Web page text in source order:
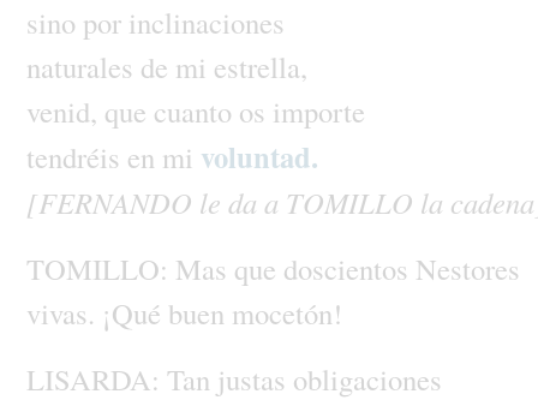
sino por inclinaciones
naturales de mi estrella,
venid, que cuanto os importe
tendréis en mi voluntad.
[FERNANDO le da a TOMILLO la
TOMILLO: Mas que doscientos Nestores
vivas. ¡Qué buen mocetón!
LISARDA: Tan justas obligaciones